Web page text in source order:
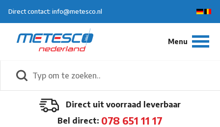
Direct contact: info@metesco.nl
Direct uit voorraad leverbaar
Bel direct: 078 651 11 17